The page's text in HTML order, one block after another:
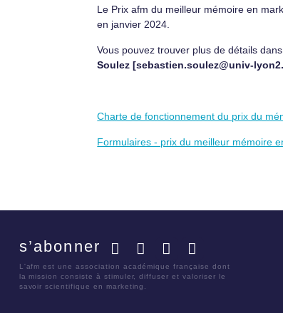
Le Prix afm du meilleur mémoire en
en janvier 2024.
Vous pouvez trouver plus de détails
Soulez [sebastien.soulez@univ-
Charte de fonctionnement du prix du
Formulaires - prix du meilleur mémoire
s’abonner
L'afm est une association académique française dont
la mission consiste à stimuler, diffuser et valoriser le
savoir scientifique en marketing.